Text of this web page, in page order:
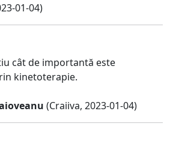
01-04)
cât de importantă este
kinetoterapie.
(Craiiva, 2023-01-04)